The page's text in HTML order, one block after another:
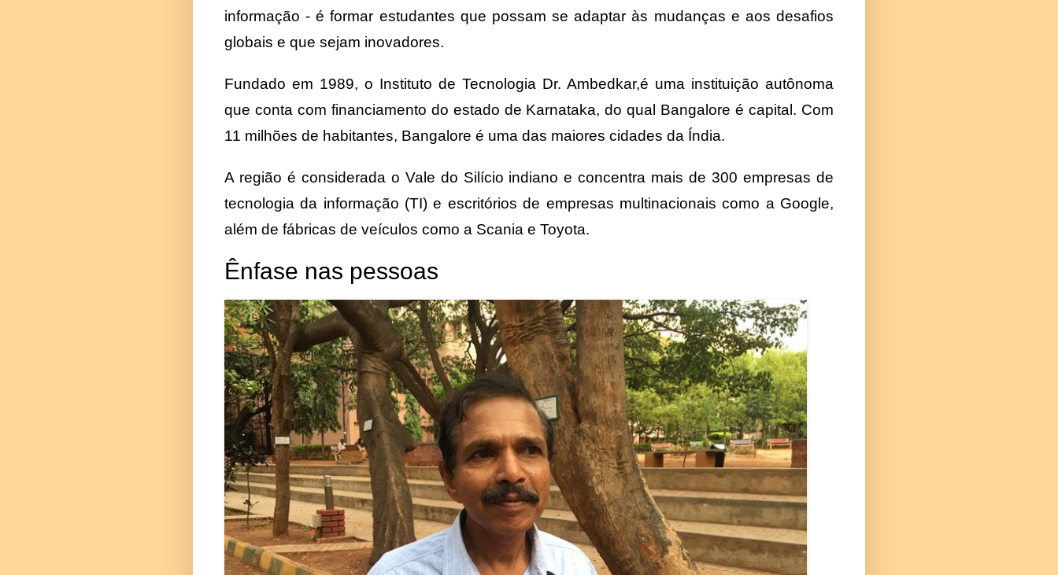
informação - é formar estudantes que possam se adaptar às mudanças e aos desafios
globais e que sejam inovadores.
Fundado em 1989, o Instituto de Tecnologia Dr. Ambedkar,é uma instituição autônoma
que conta com financiamento do estado de Karnataka, do qual Bangalore é capital. Com
11 milhões de habitantes, Bangalore é uma das maiores cidades da Índia.
A região é considerada o Vale do Silício indiano e concentra mais de 300 empresas de
tecnologia da informação (TI) e escritórios de empresas multinacionais como a Google,
além de fábricas de veículos como a Scania e Toyota.
Ênfase nas pessoas